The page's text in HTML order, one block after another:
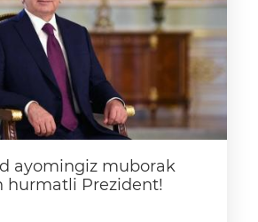
ayomingiz muborak
hurmatli Prezident!